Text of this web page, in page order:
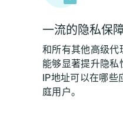
一流的隐私保
和所有其他高级代
能够显著提升隐私
IP地址可以在哪些
庭用户。